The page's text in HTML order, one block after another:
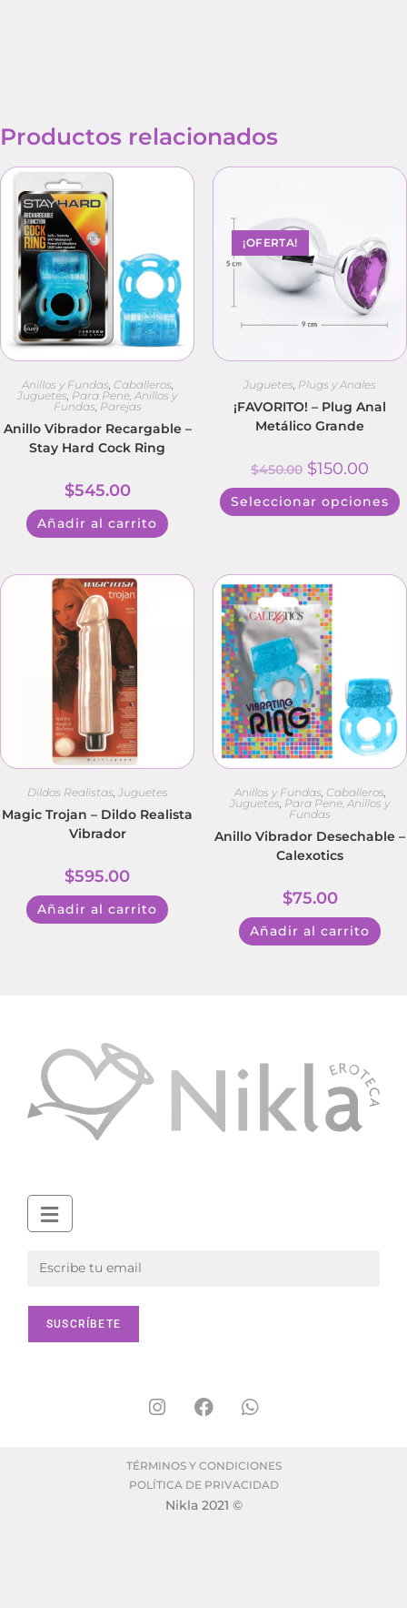
Productos relacionados
Anillos y Fundas Caballeros
Juguetes Para Pene, Anillos y
Fundas Parejas
Anillo Vibrador Recargable –
Stay Hard Cock Ring
$545.00
Añadir al carrito
¡OFERTA!
Juguetes Plugs y Anales
¡FAVORITO! – Plug Anal
Metálico Grande
$450.00 $150.00
Seleccionar opciones
Dildos Realistas Juguetes
Magic Trojan – Dildo Realista
Vibrador
$595.00
Añadir al carrito
Anillos y Fundas Caballeros
Juguetes Para Pene, Anillos y
Fundas
Anillo Vibrador Desechable –
Calexotics
$75.00
Añadir al carrito
TÉRMINOS Y CONDICIONES
POLÍTICA DE PRIVACIDAD
Nikla 2021 ©